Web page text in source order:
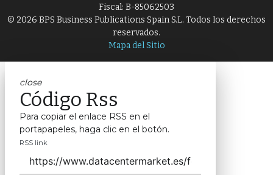
Fiscal: B-85062503
© 2026 BPS Business Publications Spain S.L. Todos los derechos
reservados.
Mapa del Sitio
close
Código Rss
Para copiar el enlace RSS en el
portapapeles, haga clic en el botón.
RSS link